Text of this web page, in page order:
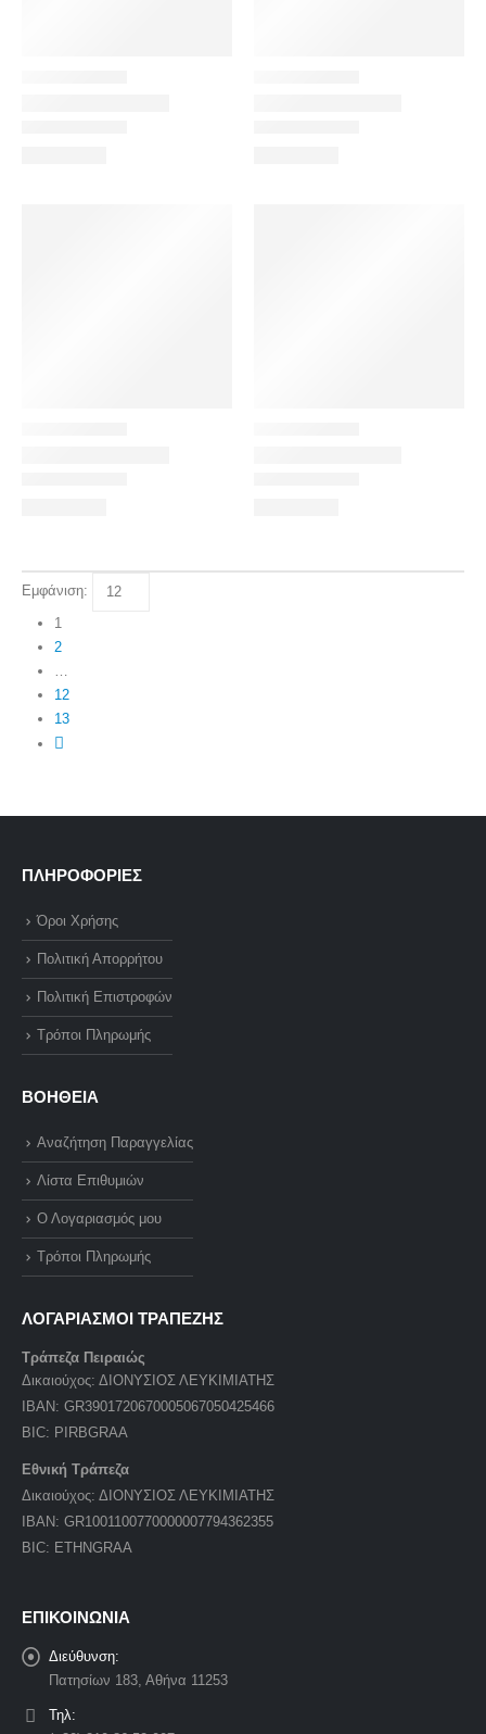
Εμφάνιση:
1
2
12
13
ΠΛΗΡΟΦΟΡΙΕΣ
Όροι Χρήσης
Πολιτική Απορρήτου
Πολιτική Επιστροφών
Τρόποι Πληρωμής
ΒΟΗΘΕΙΑ
Αναζήτηση Παραγγελίας
Λίστα Επιθυμιών
Ο Λογαριασμός μου
Τρόποι Πληρωμής
ΛΟΓΑΡΙΑΣΜΟΙ ΤΡΑΠΕΖΗΣ
Τράπεζα Πειραιώς
Δικαιούχος: ΔΙΟΝΥΣΙΟΣ ΛΕΥΚΙΜΙΑΤΗΣ
IBAN: GR3901720670005067050425466
BIC: PIRBGRAA
Εθνική Τράπεζα
Δικαιούχος: ΔΙΟΝΥΣΙΟΣ ΛΕΥΚΙΜΙΑΤΗΣ
IBAN: GR1001100770000007794362355
BIC: ETHNGRAA
ΕΠΙΚΟΙΝΩΝΙΑ
Διεύθυνση:
Πατησίων 183, Αθήνα 11253
Τηλ: